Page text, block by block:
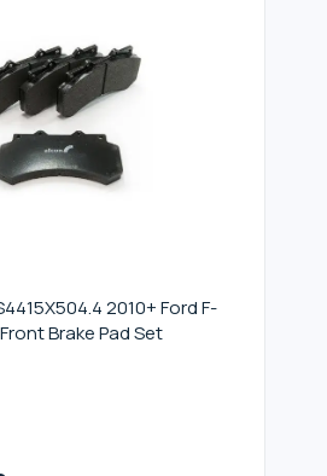
2010+ Ford F-
Front Brake Pad Set